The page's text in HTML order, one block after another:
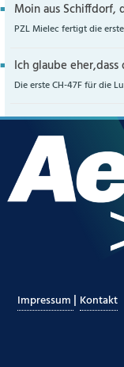
Moin aus Schiffdorf,
PZL Mielec fertigt die
Ich glaube
Die erste CH-47F für die
Impressum | Kontakt